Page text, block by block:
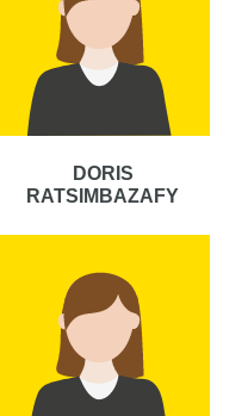
DORIS
RATSIMBAZAFY